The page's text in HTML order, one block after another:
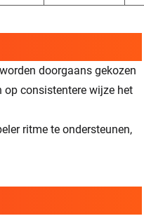
doorgaans gekozen
op consistentere wijze het
ritme te ondersteunen,